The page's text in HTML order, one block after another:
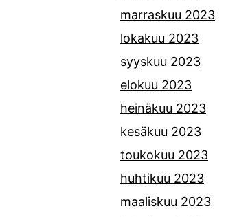
marraskuu 2023
lokakuu 2023
syyskuu 2023
elokuu 2023
heinäkuu 2023
kesäkuu 2023
toukokuu 2023
huhtikuu 2023
maaliskuu 2023